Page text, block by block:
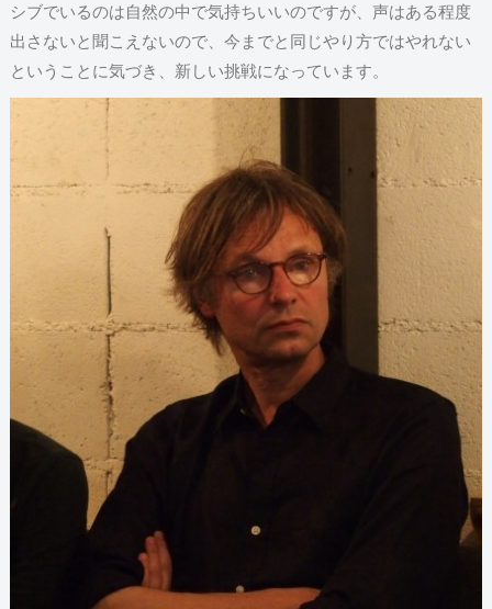
シブでいるのは自然の中で気持ちいいのですが、声はある程度
出さないと聞こえないので、今までと同じやり方ではやれない
ということに気づき、新しい挑戦になっています。